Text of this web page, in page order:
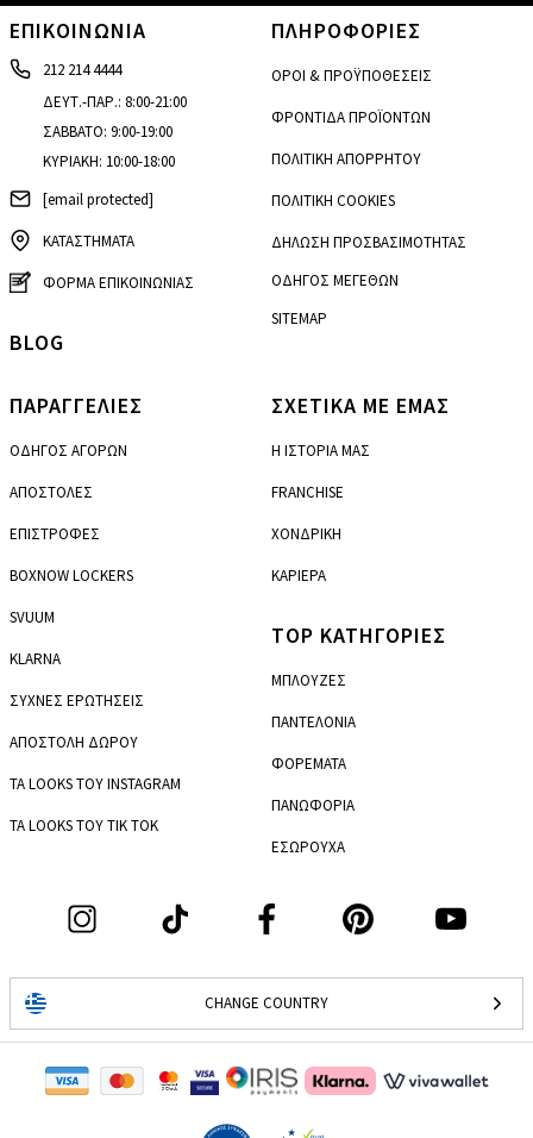
ΕΠΙΚΟΙΝΩΝΙΑ
212 214 4444
ΔΕΥΤ.-ΠΑΡ.: 8:00-21:00
ΣΑΒΒΑΤΟ: 9:00-19:00
ΚΥΡΙΑΚΗ: 10:00-18:00
[email protected]
ΚΑΤΑΣΤΗΜΑΤΑ
ΦΟΡΜΑ ΕΠΙΚΟΙΝΩΝΙΑΣ
ΠΑΡΑΓΓΕΛΙΕΣ
ΟΔΗΓΟΣ ΑΓΟΡΩΝ
ΑΠΟΣΤΟΛΕΣ
ΕΠΙΣΤΡΟΦΕΣ
BOXNOW LOCKERS
SVUUM
KLARNA
ΣΥΧΝΕΣ ΕΡΩΤΗΣΕΙΣ
ΑΠΟΣΤΟΛΗ ΔΩΡΟΥ
ΤΑ LOOKS ΤΟΥ INSTAGRAM
ΤΑ LOOKS ΤΟΥ TIK TOK
ΠΛΗΡΟΦΟΡΙΕΣ
ΟΡΟΙ & ΠΡΟΫΠΟΘΕΣΕΙΣ
ΦΡΟΝΤΙΔΑ ΠΡΟΪΟΝΤΩΝ
ΠΟΛΙΤΙΚΗ ΑΠΟΡΡΗΤΟΥ
ΠΟΛΙΤΙΚΗ COOKIES
ΔΗΛΩΣΗ ΠΡΟΣΒΑΣΙΜΟΤΗΤΑΣ
ΟΔΗΓΟΣ ΜΕΓΕΘΩΝ
SITEMAP
ΣΧΕΤΙΚΑ ΜΕ ΕΜΑΣ
Η ΙΣΤΟΡΙΑ ΜΑΣ
FRANCHISE
ΧΟΝΔΡΙΚΗ
ΚΑΡΙΕΡΑ
CHANGE COUNTRY
TOP ΚΑΤΗΓΟΡΙΕΣ
ΜΠΛΟΥΖΕΣ
ΠΑΝΤΕΛΟΝΙΑ
ΦΟΡΕΜΑΤΑ
ΠΑΝΩΦΟΡΙΑ
ΕΣΩΡΟΥΧΑ
BLOG